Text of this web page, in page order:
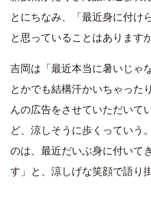
とにちなみ、「最近身に付け
と思っていることはあります
吉岡は「最近本当に暑いじゃ
とかでも結構汗かいちゃった
んの広告をさせていただいて
ど、涼しそうに歩くっていう
のは、最近だいぶ身に付いて
す」と、涼しげな笑顔で語り